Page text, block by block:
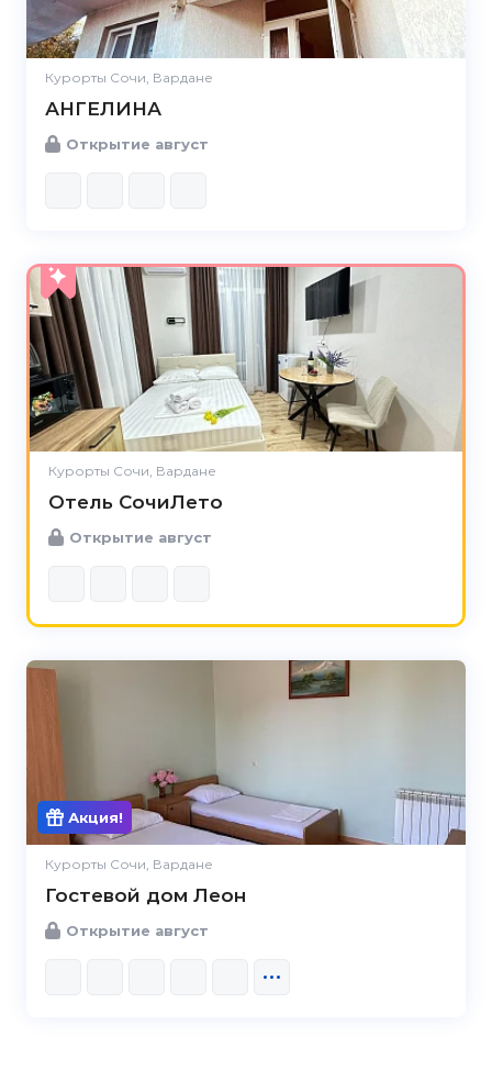
Курорты Сочи, Вардане
АНГЕЛИНА
Открытие август
Курорты Сочи, Вардане
Отель СочиЛето
Открытие август
Акция!
Курорты Сочи, Вардане
Гостевой дом Леон
Открытие август